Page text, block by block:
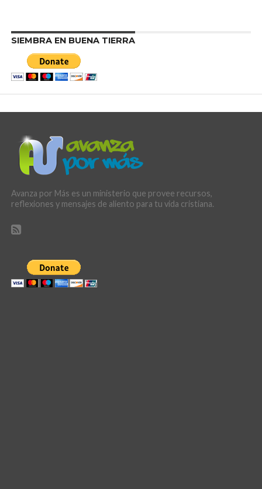
SIEMBRA EN BUENA TIERRA
Avanza por Más es un ministerio que provee recursos,
reflexiones y mensajes de aliento para tu vida cristiana.